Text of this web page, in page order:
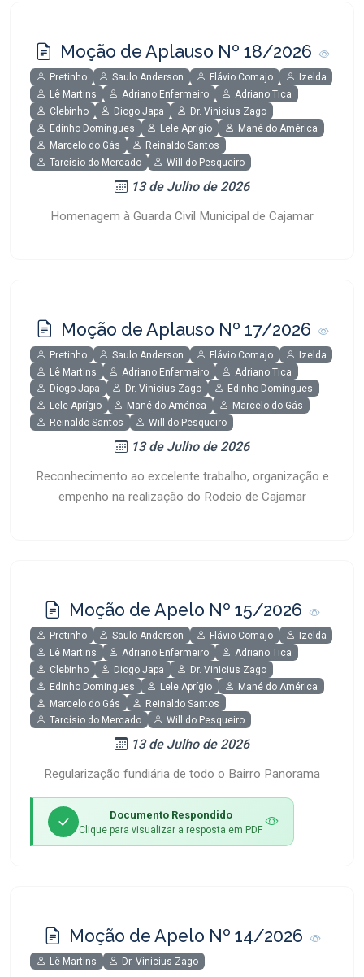
Moção de Aplauso Nº 18/2026
Pretinho Saulo Anderson Flávio Comajo
Izelda
Lê Martins
Adriano Enfermeiro
Adriano Tica
Clebinho
Diogo Japa
Dr. Vinicius Zago
Edinho Domingues
Lele Aprígio
Mané do América
Marcelo do Gás
Reinaldo Santos
Tarcísio do Mercado
Will do Pesqueiro
13 de Julho de 2026
Homenagem à Guarda Civil Municipal de Cajamar
Moção de Aplauso Nº 17/2026
Pretinho Saulo Anderson Flávio Comajo
Izelda
Lê Martins
Adriano Enfermeiro
Adriano Tica
Diogo Japa
Dr. Vinicius Zago
Edinho Domingues
Lele Aprígio
Mané do América
Marcelo do Gás
Reinaldo Santos
Will do Pesqueiro
13 de Julho de 2026
Reconhecimento ao excelente trabalho, organização e
empenho na realização do Rodeio de Cajamar
Moção de Apelo Nº 15/2026
Pretinho Saulo Anderson Flávio Comajo
Izelda
Lê Martins
Adriano Enfermeiro
Adriano Tica
Clebinho
Diogo Japa
Dr. Vinicius Zago
Edinho Domingues
Lele Aprígio
Mané do América
Marcelo do Gás
Reinaldo Santos
Tarcísio do Mercado
Will do Pesqueiro
13 de Julho de 2026
Regularização fundiária de todo o Bairro Panorama
Documento Respondido
Clique para visualizar a resposta em PDF
Moção de Apelo Nº 14/2026
Lê Martins Dr. Vinicius Zago